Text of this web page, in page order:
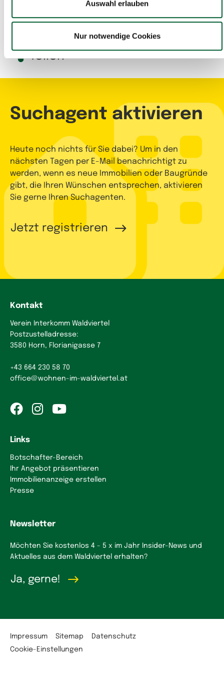
Auswahl erlauben
Nur notwendige Cookies
Teilen
Suchagent aktivieren
Heute noch nichts für Sie dabei? Um in den
nächsten Tagen per E-Mail benachrichtigt zu
werden, wenn es neue Immobilien oder Baugründe
gibt, die Ihren Wünschen entsprechen, aktivieren
Sie gerne Ihren Suchagenten.
Jetzt registrieren
Kontakt
Verein Interkomm Waldviertel
Postzustelladresse:
3580 Horn, Florianigasse 7
+43 664 230 58 70
office@wohnen-im-waldviertel.at
Links
Botschafter-Bereich
Ihr Angebot präsentieren
Immobilienanzeige erstellen
Presse
Newsletter
Möchten Sie kostenlos 4 - 5 x im Jahr Insider-News und
Aktuelles aus dem Waldviertel erhalten?
Ja, gerne!
Impressum Sitemap
Datenschutz
Cookie-Einstellungen